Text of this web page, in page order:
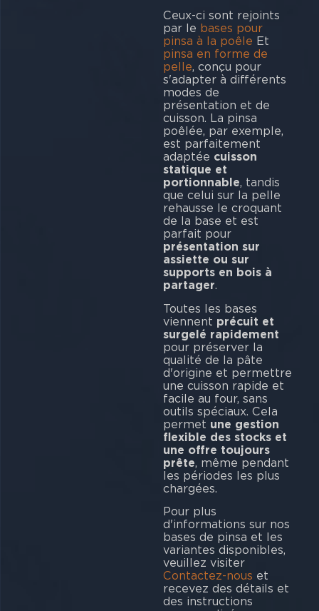
Ceux-ci sont rejoints
par le bases pour
pinsa à la poêle Et
pinsa en forme de
pelle, conçu pour
s'adapter à différents
modes de
présentation et de
cuisson. La pinsa
poêlée, par exemple,
est parfaitement
adaptée cuisson
statique et
portionnable, tandis
que celui sur la pelle
rehausse le croquant
de la base et est
parfait pour
présentation sur
assiette ou sur
supports en bois à
partager.
Toutes les bases
viennent précuit et
surgelé rapidement
pour préserver la
qualité de la pâte
d'origine et permettre
une cuisson rapide et
facile au four, sans
outils spéciaux. Cela
permet une gestion
flexible des stocks et
une offre toujours
prête, même pendant
les périodes les plus
chargées.
Pour plus
d'informations sur nos
bases de pinsa et les
variantes disponibles,
veuillez visiter
Contactez-nous et
recevez des détails et
des instructions